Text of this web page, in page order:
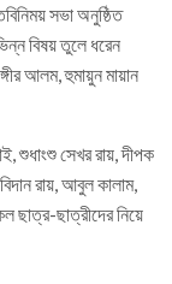
সভা অনুষ্ঠিত
বিষয় তুলে ধরেন
আলম, হুমায়ুন মায়ান
শুধাংশু সেখর রায়, দীপক
রায়, আবুল কালাম,
ছাত্র-ছাত্রীদের নিয়ে